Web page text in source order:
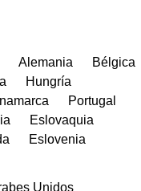
Alemania
Bélgica
Hungría
Portugal
Eslovaquia
Eslovenia
Unidos